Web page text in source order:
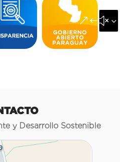
y Desarrollo Sostenible